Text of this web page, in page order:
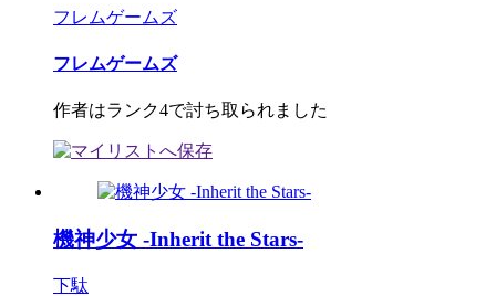
フレムゲームズ
フレムゲームズ
作者はランク4で討ち取られました
機神少女 -Inherit the Stars-
下駄